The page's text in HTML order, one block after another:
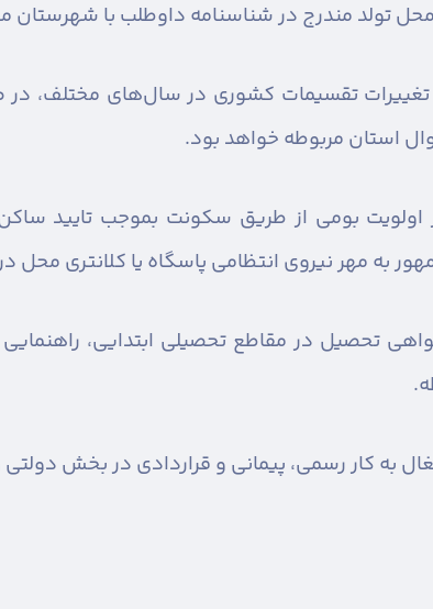
تولد مندرج در شناسنامه داوطلب با شهرستان
تغییرات تقسیمات کشوری در سال‌های مختلف،
استان مربوطه خواهد بود.
اولویت بومی از طریق سکونت بموجب تایید
به مهر نیروی انتظامی پاسگاه یا کلانتری محل
تحصیل در مقاطع تحصیلی ابتدایی،
به کار رسمی، پیمانی و قراردادی در بخش